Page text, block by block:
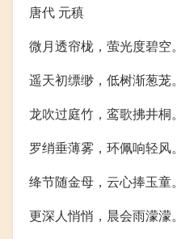
唐代 元稹
微月透帘栊，萤光度碧空。
遥天初缥缈，低树渐葱茏。
龙吹过庭竹，鸾歌拂井桐。
罗绡垂薄雾，环佩响轻风。
绛节随金母，云心捧玉童。
更深人悄悄，晨会雨濛濛。